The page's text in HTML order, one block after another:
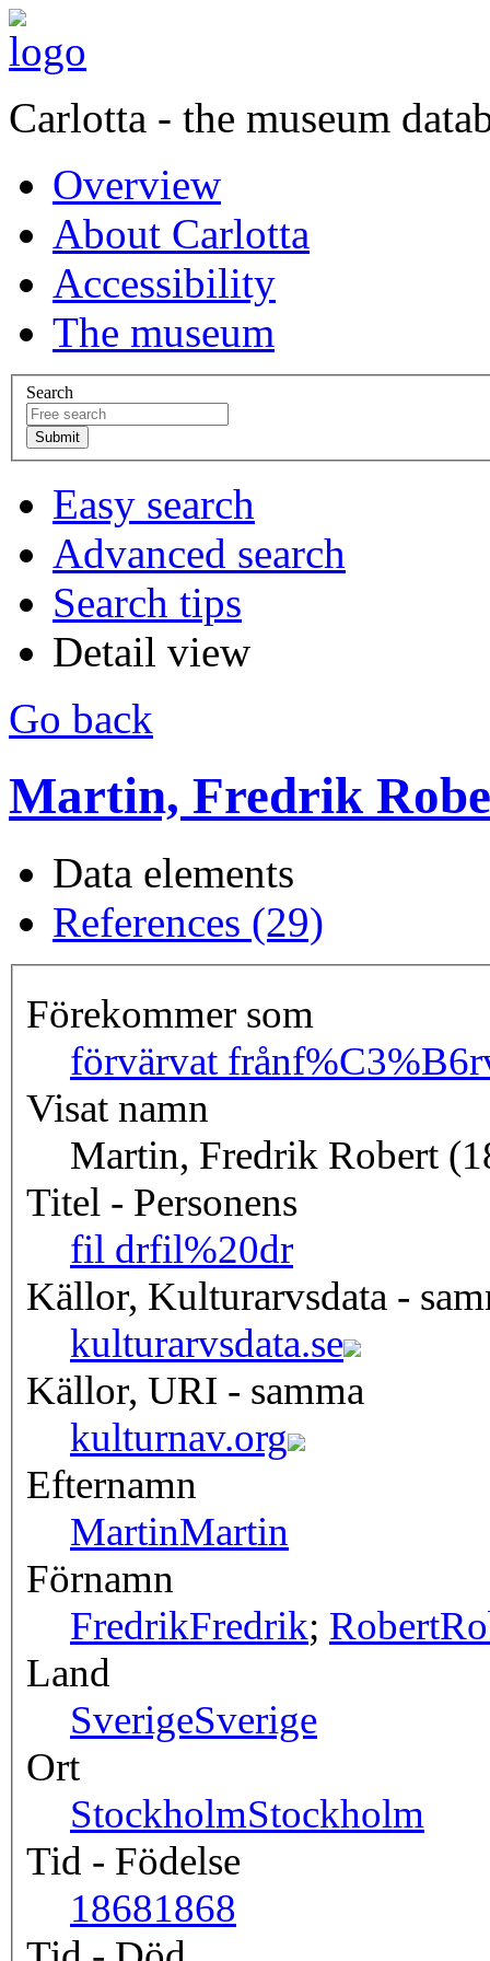
Carlotta - the museum
Overview
About Carlotta
Accessibility
The museum
Search
Easy search
Advanced search
Search tips
Detail view
Go back
Martin, Fredrik
Data elements
References (29)
Förekommer som
förvärvat från
Visat namn
Martin, Fredrik Robert
Titel - Personens
fil drfil%20dr
Källor, Kulturarvsdata -
kulturarvsdata.se
Källor, URI - samma
kulturnav.org
Efternamn
MartinMartin
Förnamn
FredrikFredrik; Robert
Land
SverigeSverige
Ort
StockholmStockholm
Tid - Födelse
18681868